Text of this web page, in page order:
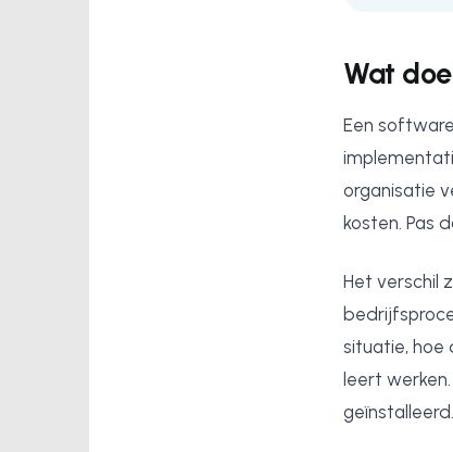
Wat
Een
organisatie
kosten. Pas
Het verschil
situatie, hoe
leert
geïnstalleerd.